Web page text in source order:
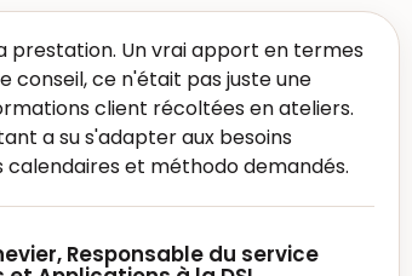
prestation. Un vrai apport en termes
conseil, ce n'était pas juste une
client récoltées en ateliers.
a su s'adapter aux besoins
et méthodo demandés.
Responsable du service